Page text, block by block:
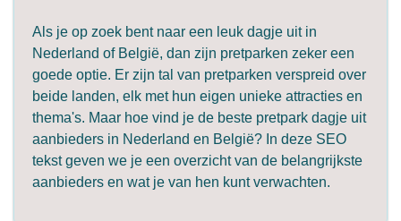
Als je op zoek bent naar een leuk dagje uit in
Nederland of België, dan zijn pretparken zeker een
goede optie. Er zijn tal van pretparken verspreid over
beide landen, elk met hun eigen unieke attracties en
thema's. Maar hoe vind je de beste pretpark dagje uit
aanbieders in Nederland en België? In deze SEO
tekst geven we je een overzicht van de belangrijkste
aanbieders en wat je van hen kunt verwachten.